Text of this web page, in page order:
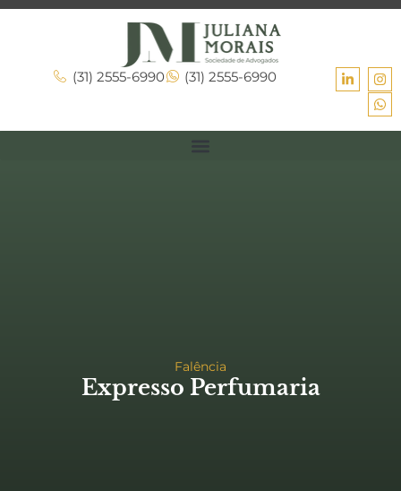
(31) 2555-6990 (31) 2555-6990
Falência
Expresso Perfumaria